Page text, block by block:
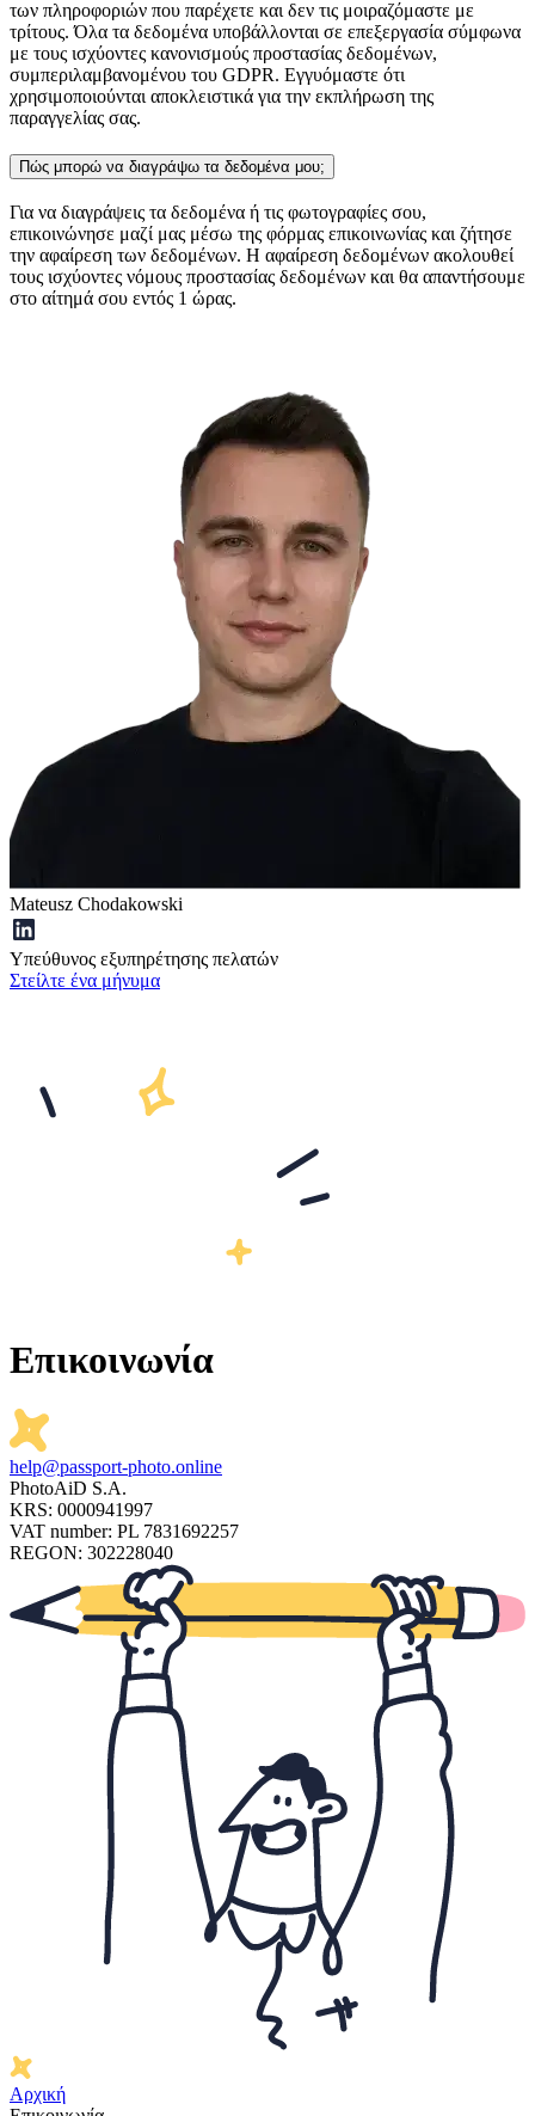
των πληροφοριών που παρέχετε και δεν τις μοιραζόμαστε με
τρίτους. Όλα τα δεδομένα υποβάλλονται σε επεξεργασία σύμφωνα
με τους ισχύοντες κανονισμούς προστασίας δεδομένων,
συμπεριλαμβανομένου του GDPR. Εγγυόμαστε ότι
χρησιμοποιούνται αποκλειστικά για την εκπλήρωση της
παραγγελίας σας.
Πώς μπορώ να διαγράψω τα δεδομένα μου;
Για να διαγράψεις τα δεδομένα ή τις φωτογραφίες σου,
επικοινώνησε μαζί μας μέσω της φόρμας επικοινωνίας και ζήτησε
την αφαίρεση των δεδομένων. Η αφαίρεση δεδομένων ακολουθεί
τους ισχύοντες νόμους προστασίας δεδομένων και θα απαντήσουμε
στο αίτημά σου εντός 1 ώρας.
Mateusz Chodakowski
Υπεύθυνος εξυπηρέτησης πελατών
Στείλτε ένα μήνυμα
Επικοινωνία
help@passport-photo.online
PhotoAiD S.A.
KRS: 0000941997
VAT number: PL 7831692257
REGON: 302228040
Αρχική